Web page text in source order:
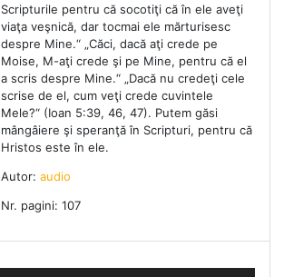
Scripturile pentru că socotiţi că în ele aveţi
viaţa veşnică, dar tocmai ele mărturisesc
despre Mine.“ „Căci, dacă aţi crede pe
Moise, M-aţi crede şi pe Mine, pentru că el
a scris despre Mine.“ „Dacă nu credeţi cele
scrise de el, cum veţi crede cuvintele
Mele?“ (Ioan 5:39, 46, 47). Putem găsi
mângâiere şi speranţă în Scripturi, pentru că
Hristos este în ele.
Autor: audio
Nr. pagini: 107